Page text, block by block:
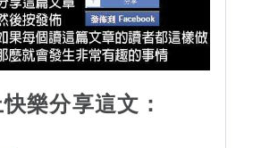
樂分享這文：